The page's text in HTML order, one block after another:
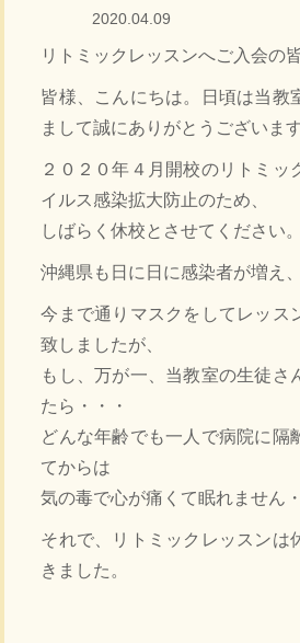
2020.04.09
リトミックレッスンへご入会の
皆様、こんにちは。日頃は当教
まして誠にありがとうございます
２０２０年４月開校のリトミッ
イルス感染拡大防止のため、
しばらく休校とさせてください。
沖縄県も日に日に感染者が増え
今まで通りマスクをしてレッス
致しましたが、
もし、万が一、当教室の生徒さ
たら・・・
どんな年齢でも一人で病院に隔
てからは
気の毒で心が痛くて眠れません
それで、リトミックレッスンは
きました。